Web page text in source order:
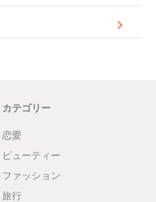
カテゴリー
恋愛
ビューティー
ファッション
旅行